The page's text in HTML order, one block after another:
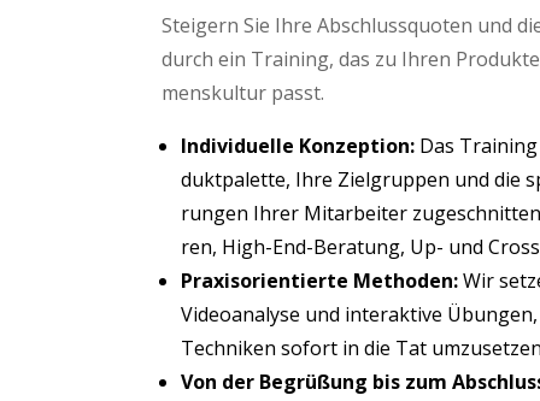
Stei­gern Sie Ihre Abschluss­quo­ten und
durch ein Trai­ning, das zu Ihren
mens­kul­tur passt.
Indi­vi­du­el­le Kon­zep­ti­on: Das
dukt­pa­let­te, Ihre Ziel­grup­pen und die
run­gen Ihrer Mit­ar­bei­ter
ren, High-End-Bera­tung, Up- und
Pra­xis­ori­en­tier­te Metho­den:Wir
Video­ana­ly­se und inter­ak­ti­ve
Tech­ni­ken sofort in die Tat
Von der Begrü­ßung bis zum